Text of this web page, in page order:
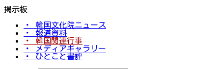
掲示板
・ 韓国文化院ニュース
・ 報道資料
・ 韓国関連行事
・ メディアギャラリー
・ ひとこと書評